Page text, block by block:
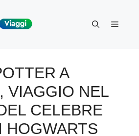
Menu
A
VIAGGIO NEL
CELEBRE
HOGWARTS